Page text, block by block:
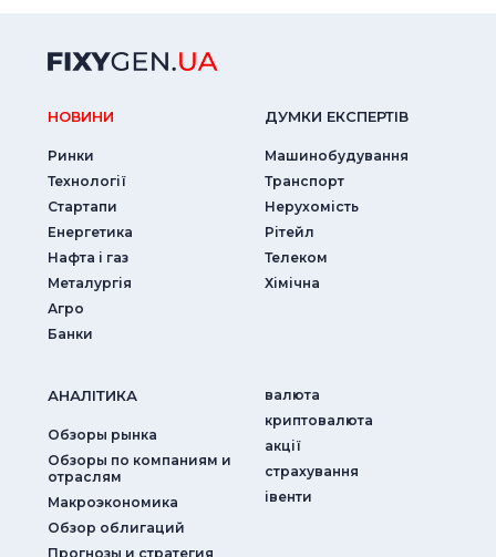
НОВИНИ
Ринки
Технології
Стартапи
Енергетика
Нафта і газ
Металургія
Агро
Банки
ДУМКИ ЕКСПЕРТIВ
Машинобудування
Транспорт
Нерухомість
Рітейл
Телеком
Хімічна
АНАЛIТИКА
Обзоры рынка
Обзоры по компаниям и
отраслям
Макроэкономика
Обзор облигаций
Прогнозы и стратегия
валюта
криптовалюта
акції
страхування
iвенти